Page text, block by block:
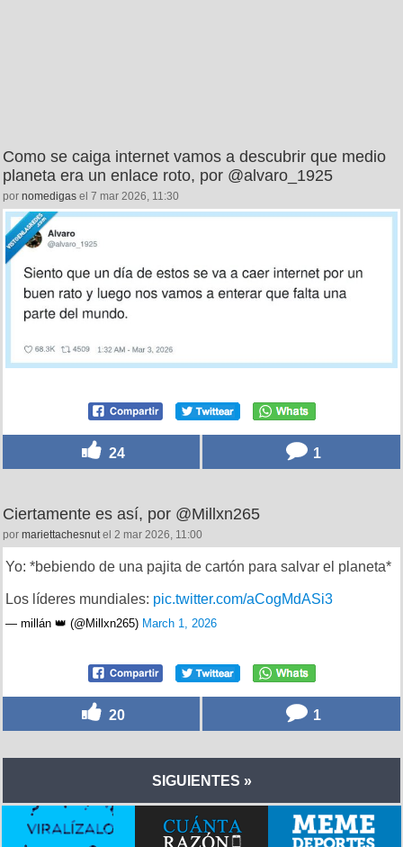
Como se caiga internet vamos a descubrir que medio
planeta era un enlace roto, por @alvaro_1925
por nomedigas el 7 mar 2026, 11:30
24 1
Ciertamente es así, por @Millxn265
por mariettachesnutel 2 mar 2026, 11:00
Yo: *bebiendo de una pajita de cartón para salvar el planeta*
Los líderes mundiales: pic.twitter.com/aCogMdASi3
— millán 👑 (@Millxn265) March 1, 2026
20 1
SIGUIENTES »